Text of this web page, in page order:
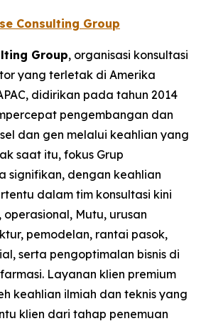
Consulting Group
Group, organisasi konsultasi
yang terletak di Amerika
didirikan pada tahun 2014
pengembangan dan
dan gen melalui keahlian yang
saat itu, fokus Grup
signifikan, dengan keahlian
dalam tim konsultasi kini
Mutu, urusan
pemodelan, rantai pasok,
serta pengoptimalan bisnis di
Layanan klien premium
keahlian ilmiah dan teknis yang
klien dari tahap penemuan